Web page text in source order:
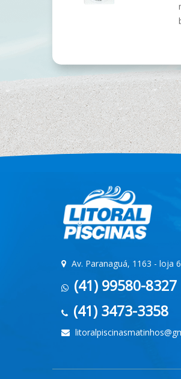
Av. Paranaguá, 1163 - loja
(41) 99580-8327
(41) 3473-3358